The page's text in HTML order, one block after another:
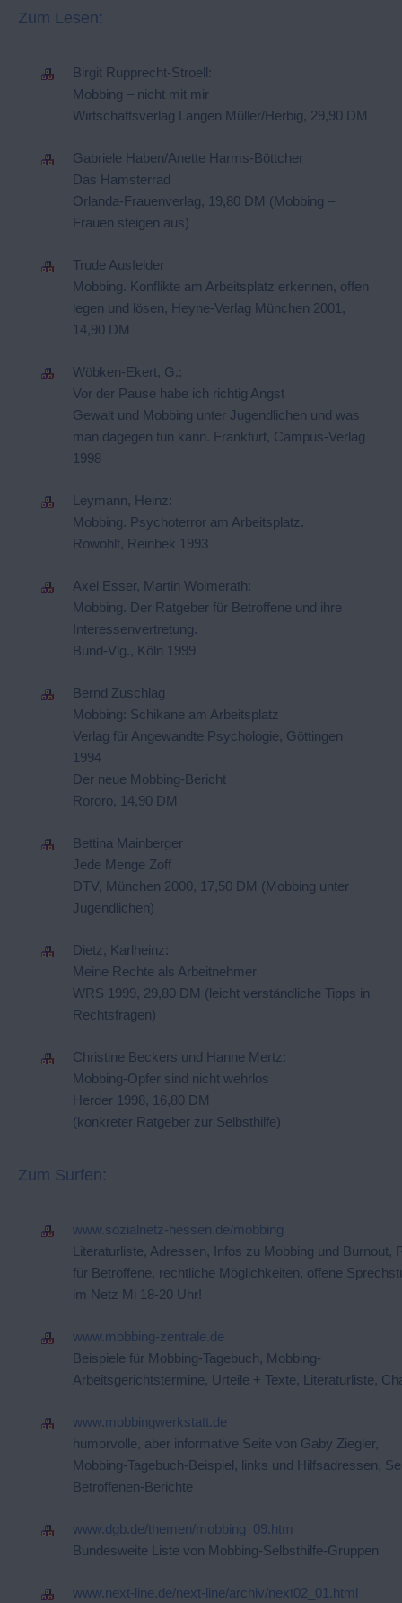
Zum Lesen:
Birgit Rupprecht-Stroell:
Mobbing – nicht mit mir
Wirtschaftsverlag Langen Müller/Herbig, 29,90 DM
Gabriele Haben/Anette Harms-Böttcher
Das Hamsterrad
Orlanda-Frauenverlag, 19,80 DM (Mobbing –
Frauen steigen aus)
Trude Ausfelder
Mobbing. Konflikte am Arbeitsplatz erkennen, offen
legen und lösen, Heyne-Verlag München 2001,
14,90 DM
Wöbken-Ekert, G.:
Vor der Pause habe ich richtig Angst
Gewalt und Mobbing unter Jugendlichen und was
man dagegen tun kann. Frankfurt, Campus-Verlag
1998
Leymann, Heinz:
Mobbing. Psychoterror am Arbeitsplatz.
Rowohlt, Reinbek 1993
Axel Esser, Martin Wolmerath:
Mobbing. Der Ratgeber für Betroffene und ihre
Interessenvertretung.
Bund-Vlg., Köln 1999
Bernd Zuschlag
Mobbing: Schikane am Arbeitsplatz
Verlag für Angewandte Psychologie, Göttingen
1994
Der neue Mobbing-Bericht
Rororo, 14,90 DM
Bettina Mainberger
Jede Menge Zoff
DTV, München 2000, 17,50 DM (Mobbing unter
Jugendlichen)
Dietz, Karlheinz:
Meine Rechte als Arbeitnehmer
WRS 1999, 29,80 DM (leicht verständliche Tipps in
Rechtsfragen)
Christine Beckers und Hanne Mertz:
Mobbing-Opfer sind nicht wehrlos
Herder 1998, 16,80 DM
(konkreter Ratgeber zur Selbsthilfe)
Zum Surfen:
www.sozialnetz-hessen.de/mobbing
Literaturliste, Adressen, Infos zu Mobbing und Burnout,
für Betroffene, rechtliche Möglichkeiten, offene
im Netz Mi 18-20 Uhr!
www.mobbing-zentrale.de
Beispiele für Mobbing-Tagebuch, Mobbing-
Arbeitsgerichtstermine, Urteile + Texte, Literaturliste,
www.mobbingwerkstatt.de
humorvolle, aber informative Seite von Gaby Ziegler,
Mobbing-Tagebuch-Beispiel, links und Hilfsadressen,
Betroffenen-Berichte
www.dgb.de/themen/mobbing_09.htm
Bundesweite Liste von Mobbing-Selbsthilfe-Gruppen
www.next-line.de/next-line/archiv/next02_01.html